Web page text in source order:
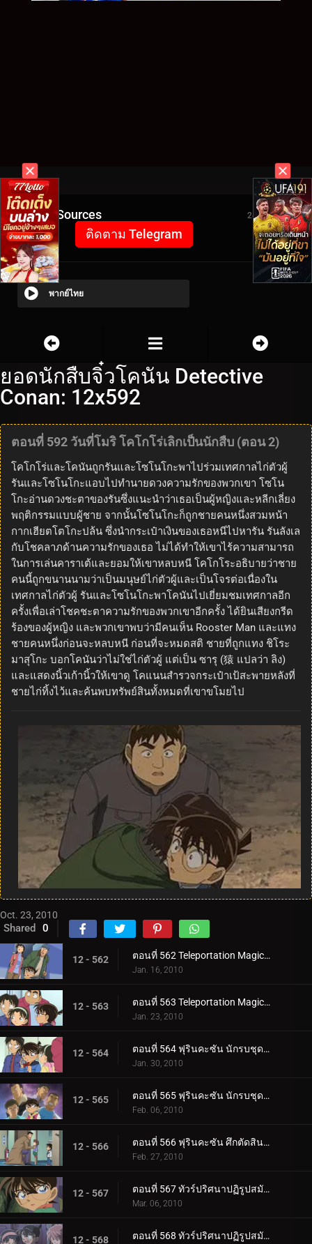
Video Sources 2444 Views
ติดตาม Telegram
พากย์ไทย
ยอดนักสืบจิ๋วโคนัน Detective
Conan: 12x592
ตอนที่ 592 วันที่โมริ โคโกโร่เลิกเป็นนักสืบ (ตอน 2)
โคโกโร่และโคนันถูกรันและโซโนโกะพาไปร่วมเทศกาลไก่ตัวผู้
รันและโซโนโกะแอบไปทำนายดวงความรักของพวกเขา โซโน
โกะอ่านดวงชะตาของรันซึ่งแนะนำว่าเธอเป็นผู้หญิงและหลีกเลี่ยง
พฤติกรรมแบบผู้ชาย จากนั้นโซโนโกะก็ถูกชายคนหนึ่งสวมหน้า
กากเฮียตโตโกะปล้น ซึ่งนำกระเป๋าเงินของเธอหนีไปหารัน รันลังเล
กับโชคลาภด้านความรักของเธอ ไม่ได้ทำให้เขาไร้ความสามารถ
ในการเล่นคาราเต้และยอมให้เขาหลบหนี โคโกโระอธิบายว่าชาย
คนนี้ถูกขนานนามว่าเป็นมนุษย์ไก่ตัวผู้และเป็นโจรต่อเนื่องใน
เทศกาลไก่ตัวผู้ รันและโซโนโกะพาโคนันไปเยี่ยมชมเทศกาลอีก
ครั้งเพื่อเล่าโชคชะตาความรักของพวกเขาอีกครั้ง ได้ยินเสียงกรีด
ร้องของผู้หญิง และพวกเขาพบว่ามีคนเห็น Rooster Man และแทง
ชายคนหนึ่งก่อนจะหลบหนี ก่อนที่จะหมดสติ ชายที่ถูกแทง ชิโระ
มาสุโกะ บอกโคนันว่าไม่ใช่ไก่ตัวผู้ แต่เป็น ซารุ (猿 แปลว่า ลิง)
และแสดงนิ้วเก้านิ้วให้เขาดู โคแนนสำรวจกระเป๋าเป้สะพายหลังที่
ชายไก่ทิ้งไว้และค้นพบทรัพย์สินทั้งหมดที่เขาขโมยไป
Oct. 23, 2010
Shared 0
12 - 562 ตอนที่ 562 Teleportation Magic ของจอมโจรคิด (ตอนพิเศษ 1)
Jan. 16, 2010
12 - 563 ตอนที่ 563 Teleportation Magic ของจอมโจรคิด (ตอนพิเศษ 2)
Jan. 23, 2010
12 - 564 ตอนที่ 564 ฟุรินคะซัน นักรบชุดเกราะในเขาวงกต (ตอนพิเศษ 1)
Jan. 30, 2010
12 - 565 ตอนที่ 565 ฟุรินคะซัน นักรบชุดเกราะในเขาวงกต (ตอนพิเศษ 2)
Feb. 06, 2010
12 - 566 ตอนที่ 566 ฟุรินคะซัน ศึกตัดสินระหว่างเงาและสายฟ้า
Feb. 27, 2010
12 - 567 ตอนที่ 567 ทัวร์ปริศนาปฏิรูปสมัยเมจิ (ตอน 1)
Mar. 06, 2010
12 - 568 ตอนที่ 568 ทัวร์ปริศนาปฏิรูปสมัยเมจิ (ตอน 2)